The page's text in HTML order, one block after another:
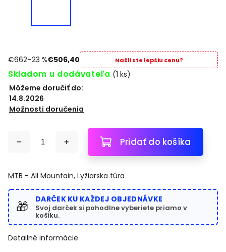
€662–23 %€506,40 Našli ste lepšiu cenu?
Skladom u dodávateľa (1 ks)
Môžeme doručiť do:
14.8.2026
Možnosti doručenia
Pridať do košíka
MTB - All Mountain, Lyžiarska túra
🎁 DARČEK KU KAŽDEJ OBJEDNÁVKE
Svoj darček si pohodlne vyberiete priamo v
košíku.
Detailné informácie